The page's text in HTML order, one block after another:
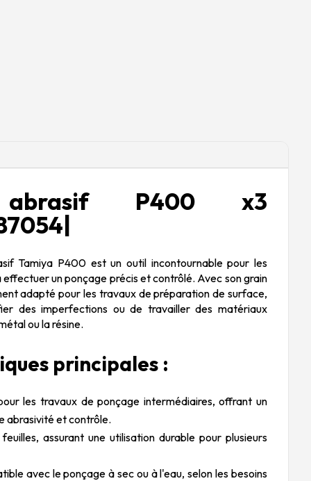
abrasif P400 x3
Tamiya P400 est un outil incontournable pour les
un ponçage précis et contrôlé. Avec son grain
adapté pour les travaux de préparation de surface,
des imperfections ou de travailler des matériaux
ou la résine.
principales :
les travaux de ponçage intermédiaires, offrant un
abrasivité et contrôle.
assurant une utilisation durable pour plusieurs
avec le ponçage à sec ou à l'eau, selon les besoins